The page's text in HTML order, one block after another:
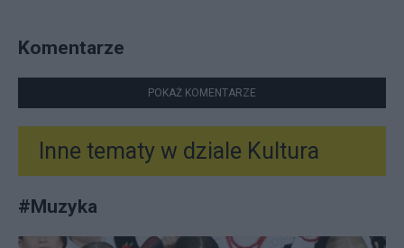
Komentarze
POKAŻ KOMENTARZE
Inne tematy w dziale Kultura
#Muzyka